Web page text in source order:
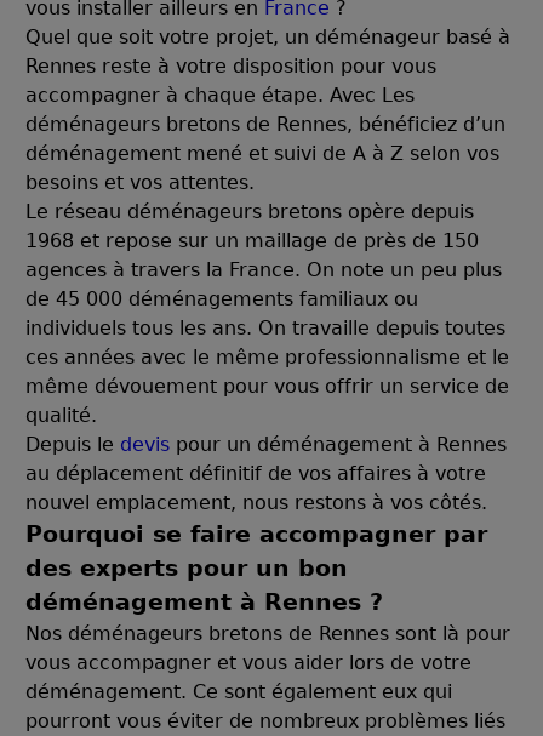
vous installer ailleurs en France ?
Quel que soit votre projet, un déménageur basé à
Rennes reste à votre disposition pour vous
accompagner à chaque étape. Avec Les
déménageurs bretons de Rennes, bénéficiez d’un
déménagement mené et suivi de A à Z selon vos
besoins et vos attentes.
Le réseau déménageurs bretons opère depuis
1968 et repose sur un maillage de près de 150
agences à travers la France. On note un peu plus
de 45 000 déménagements familiaux ou
individuels tous les ans. On travaille depuis toutes
ces années avec le même professionnalisme et le
même dévouement pour vous offrir un service de
qualité.
Depuis le devis pour un déménagement à Rennes
au déplacement définitif de vos affaires à votre
nouvel emplacement, nous restons à vos côtés.
Pourquoi se faire accompagner par
des experts pour un bon
déménagement à Rennes ?
Nos déménageurs bretons de Rennes sont là pour
vous accompagner et vous aider lors de votre
déménagement. Ce sont également eux qui
pourront vous éviter de nombreux problèmes liés